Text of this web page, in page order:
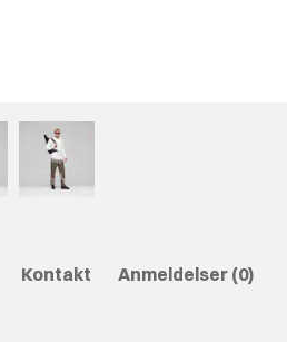
Kontakt Anmeldelser (0)